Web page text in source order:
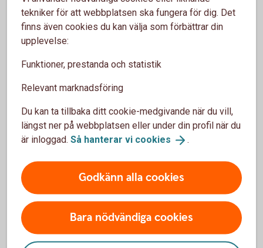
kan se både tryggt och lovande ut, kan det
komma negativa överraskningar. Det är
också viktigt att du sprider ditt sparande
riskerna.
Tips om aktier och
börsinformation
Aktiellt
Dagliga bolagsanalyser, börskommentarer,
tekniker för att webbplatsen ska fungera för dig. Det
finns även cookies du kan välja som förbättrar din
upplevelse:
Funktioner, prestanda och statistik
Relevant marknadsföring
Du kan ta tillbaka ditt cookie-medgivande när du vill,
längst ner på webbplatsen eller under din profil när du
är inloggad. Så hanterar vi cookies .
Godkänn alla cookies
Bara nödvändiga cookies